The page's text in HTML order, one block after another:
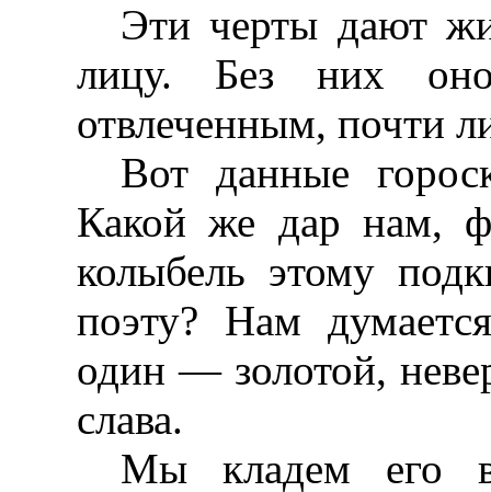
Эти черты дают
лицу. Без них
отвлеченным, почти
Вот данные
Какой же дар нам,
колыбель этому
поэту? Нам
один — золотой,
слава.
Мы кладем его